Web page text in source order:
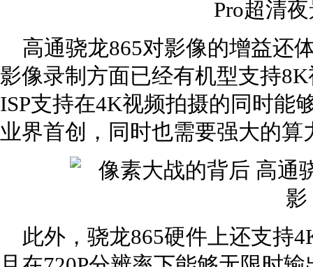
Pro超清
高通骁龙865对影像的增益还
影像录制方面已经有机型支持
ISP支持在4K视频拍摄的同时能
业界首创，同时也需要强大的算
此外，骁龙865硬件上还支持